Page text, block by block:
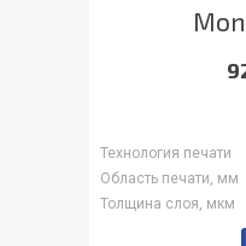
Технология печати
Область печати, мм
Толщина слоя, мкм